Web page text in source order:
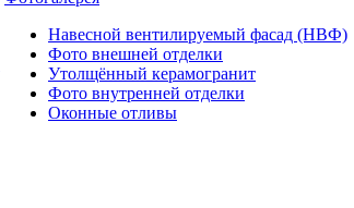
Навесной вентилируемый фасад (НВФ)
Фото внешней отделки
Утолщённый керамогранит
Фото внутренней отделки
Оконные отливы